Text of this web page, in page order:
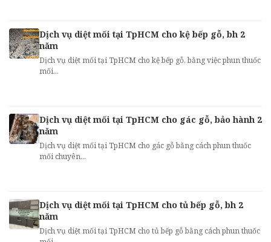
Dịch vụ diệt mối tại TpHCM cho kệ bếp gỗ, bh 2
năm
Dịch vụ diệt mối tại TpHCM cho kệ bếp gỗ, bằng việc phun thuốc
mối...
Dịch vụ diệt mối tại TpHCM cho gác gỗ, bảo hành 2
năm
Dịch vụ diệt mối tại TpHCM cho gác gỗ bằng cách phun thuốc
mối chuyên...
Dịch vụ diệt mối tại TpHCM cho tủ bếp gỗ, bh 2
năm
Dịch vụ diệt mối tại TpHCM cho tủ bếp gỗ bằng cách phun thuốc